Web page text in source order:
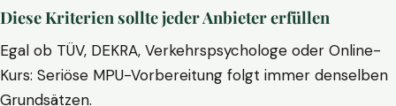
Diese Kriterien sollte jeder Anbieter erfüllen
Egal ob TÜV, DEKRA, Verkehrspsychologe oder Online-
Kurs: Seriöse MPU-Vorbereitung folgt immer denselben
Grundsätzen.